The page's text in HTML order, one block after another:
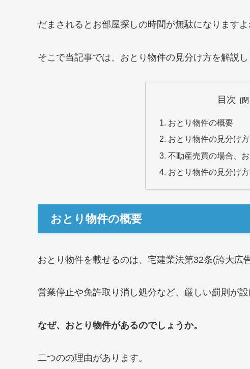
だまされるとお部屋探しの時間が無駄になりますよ
そこで当記事では、おとり物件の見分け方を解説し
目次
おとり物件の概要
おとり物件の見分け方
不動産売買の場合、
おとり物件の見分け
おとり物件の概要
おとり物件を載せるのは、宅建業法第32条(誇大広
営業停止や免許取り消し処分など、厳しい罰則が設
なぜ、おとり物件があるのでしょうか。
二つのの理由があります。